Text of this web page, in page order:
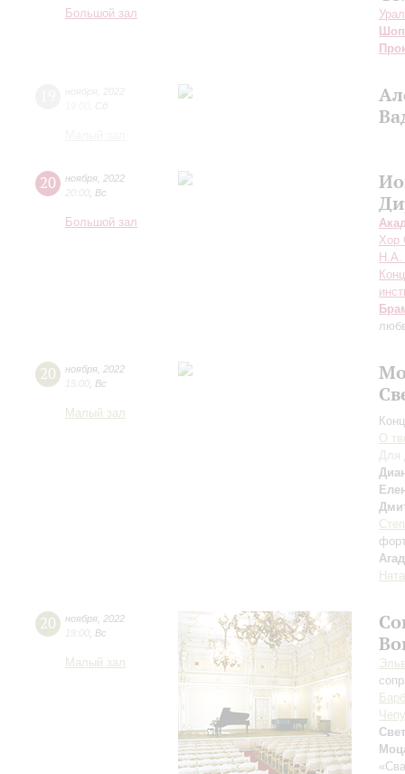
Большой зал
20 ноября 2022
20:00 Вс
Большой зал
Хор
Н.А.
20 ноября 2022
15:00 Вс
Малый зал
О
Для
20 ноября 2022
19:00 Вс
Малый зал